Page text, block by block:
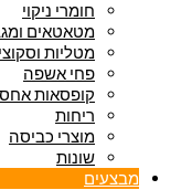
חומרי ניקוי
מטאטאים
מטליות
פחי אשפה
קופסאות
ריחות
מוצרי כביסה
שונות
מבצעים